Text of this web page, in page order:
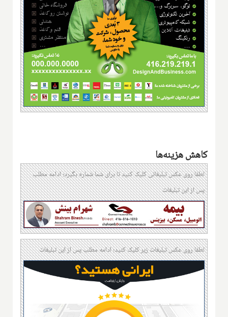
کاهش هزینه‌ها
لطفا روی عکس تبلیغاتی کلیک کنید تا برای شما شماره بگیرد؛ ادامه مطلب
پس از این تبلیغات
لطفا روی عکس تبلیغات زیر کلیک کنید؛ ادامه مطلب پس از این تبلیغات